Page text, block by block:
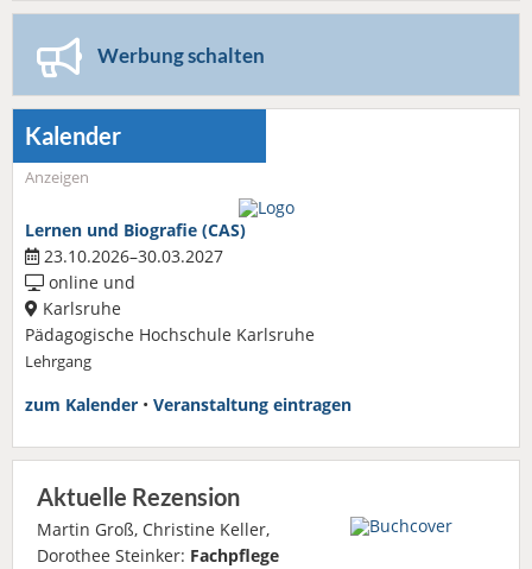
Werbung schalten
Kalender
Anzeigen
Lernen und Biografie (CAS)
23.10.2026–30.03.2027
online und
Karlsruhe
Pädagogische Hochschule Karlsruhe
Lehrgang
zum Kalender • Veranstaltung eintragen
Aktuelle Rezension
Martin Groß, Christine Keller,
Dorothee Steinker: Fachpflege